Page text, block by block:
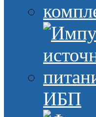
ИБП